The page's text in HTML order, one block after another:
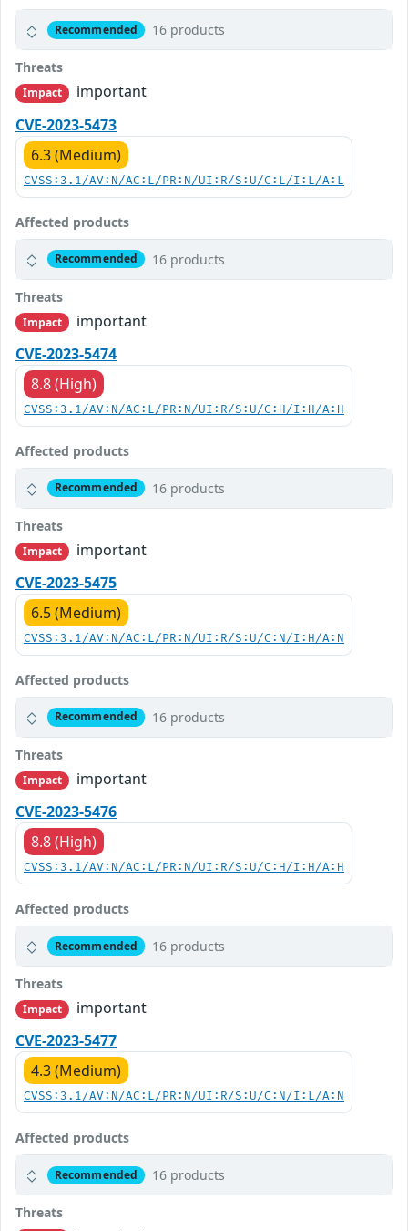
Recommended 16 products
Threats
Impact
important
CVE-2023-5473
6.3 (Medium)
CVSS:3.1/AV:N/AC:L/PR:N/UI:R/S:U/C:L/I:L/A:L
Affected products
Recommended 16 products
Threats
Impact
important
CVE-2023-5474
8.8 (High)
CVSS:3.1/AV:N/AC:L/PR:N/UI:R/S:U/C:H/I:H/A:H
Affected products
Recommended 16 products
Threats
Impact
important
CVE-2023-5475
6.5 (Medium)
CVSS:3.1/AV:N/AC:L/PR:N/UI:R/S:U/C:N/I:H/A:N
Affected products
Recommended 16 products
Threats
Impact
important
CVE-2023-5476
8.8 (High)
CVSS:3.1/AV:N/AC:L/PR:N/UI:R/S:U/C:H/I:H/A:H
Affected products
Recommended 16 products
Threats
Impact
important
CVE-2023-5477
4.3 (Medium)
CVSS:3.1/AV:N/AC:L/PR:N/UI:R/S:U/C:N/I:L/A:N
Affected products
Recommended 16 products
Threats